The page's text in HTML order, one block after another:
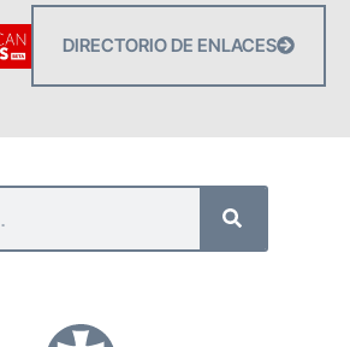
DIRECTORIO DE ENLACES